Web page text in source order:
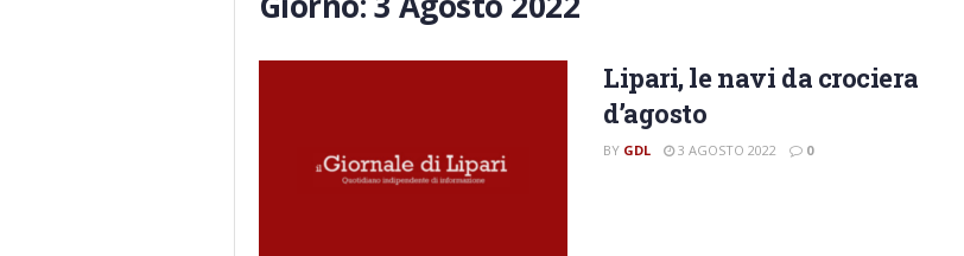
Lipari, le navi da crociera
d’agosto
BY GDL 3 AGOSTO 2022 0